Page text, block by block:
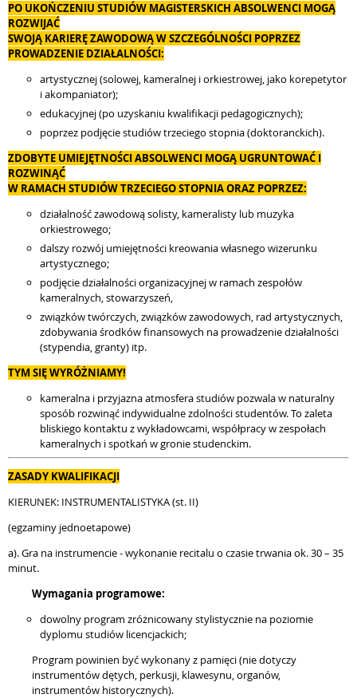
PO UKOŃCZENIU STUDIÓW MAGISTERSKICH ABSOLWENCI MOGĄ
ROZWIJAĆ
SWOJĄ KARIERĘ ZAWODOWĄ W SZCZEGÓLNOŚCI POPRZEZ
PROWADZENIE DZIAŁALNOŚCI:
artystycznej (solowej, kameralnej i orkiestrowej, jako korepetytor
i akompaniator);
edukacyjnej (po uzyskaniu kwalifikacji pedagogicznych);
poprzez podjęcie studiów trzeciego stopnia (doktoranckich).
ZDOBYTE UMIEJĘTNOŚCI ABSOLWENCI MOGĄ UGRUNTOWAĆ I
ROZWINĄĆ
W RAMACH STUDIÓW TRZECIEGO STOPNIA ORAZ POPRZEZ:
działalność zawodową solisty, kameralisty lub muzyka
orkiestrowego;
dalszy rozwój umiejętności kreowania własnego wizerunku
artystycznego;
podjęcie działalności organizacyjnej w ramach zespołów
kameralnych, stowarzyszeń,
związków twórczych, związków zawodowych, rad artystycznych,
zdobywania środków finansowych na prowadzenie działalności
(stypendia, granty) itp.
TYM SIĘ WYRÓŻNIAMY!
kameralna i przyjazna atmosfera studiów pozwala w naturalny
sposób rozwinąć indywidualne zdolności studentów. To zaleta
bliskiego kontaktu z wykładowcami, współpracy w zespołach
kameralnych i spotkań w gronie studenckim.
ZASADY KWALIFIKACJI
KIERUNEK: INSTRUMENTALISTYKA (st. II)
(egzaminy jednoetapowe)
a). Gra na instrumencie - wykonanie recitalu o czasie trwania ok. 30 – 35
minut.
Wymagania programowe:
dowolny program zróżnicowany stylistycznie na poziomie
dyplomu studiów licencjackich;
Program powinien być wykonany z pamięci (nie dotyczy
instrumentów dętych, perkusji, klawesynu, organów,
instrumentów historycznych).